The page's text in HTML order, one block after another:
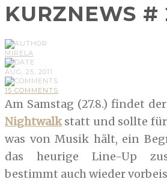
KURZNEWS #
MIRELA
AUG, 25, 2011
15 COMMENTS
Am Samstag (27.8.) findet
Nightwalkstatt und sollte für
was von Musik hält, ein
das heurige Line-Up
bestimmt auch wieder